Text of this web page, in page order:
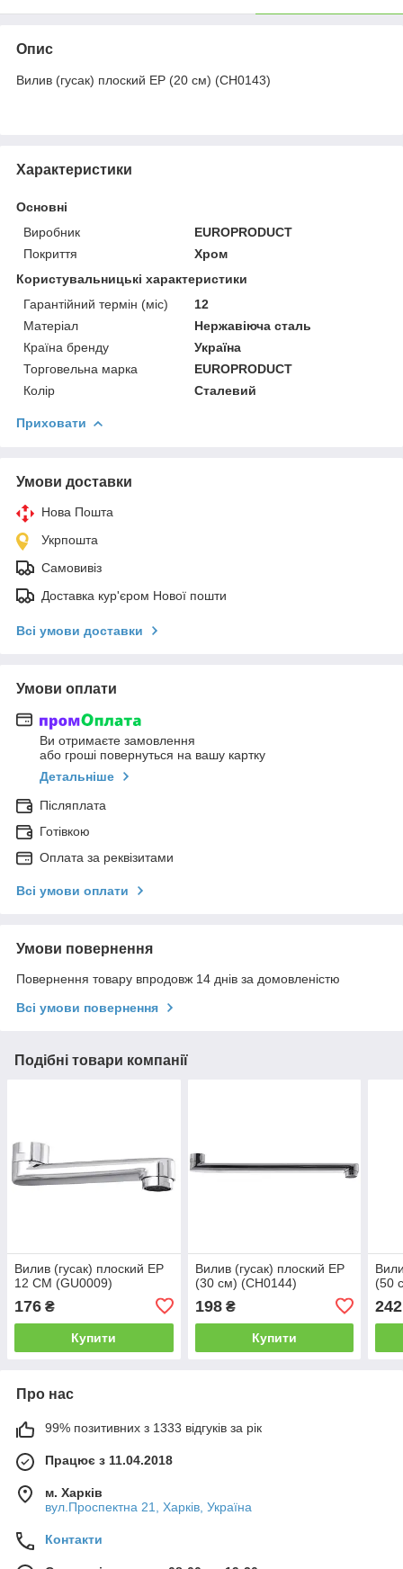
Опис
Вилив (гусак) плоский EP (20 см) (CH0143)
Характеристики
Основні
Виробник
EUROPRODUCT
Покриття
Хром
Користувальницькі характеристики
Гарантійний термін (міс)
12
Матеріал
Нержавіюча сталь
Країна бренду
Україна
Торговельна марка
EUROPRODUCT
Колір
Сталевий
Приховати
Умови доставки
Нова Пошта
Укрпошта
Самовивіз
Доставка кур'єром Нової пошти
Всі умови доставки
Умови оплати
Ви отримаєте замовлення
або гроші повернуться на вашу картку
Детальніше
Післяплата
Готівкою
Оплата за реквізитами
Всі умови оплати
Умови повернення
Повернення товару впродовж 14 днів за домовленістю
Всі умови повернення
Подібні товари компанії
Вилив (гусак) плоский EP
12 СМ (GU0009)
176 ₴
Купити
Вилив (гусак) плоский EP
(30 см) (CH0144)
198₴
Купити
(50
242
Про нас
99% позитивних з 1333 відгуків за рік
Працює з 11.04.2018
м. Харків
вул.Проспектна 21, Харків, Україна
Контакти